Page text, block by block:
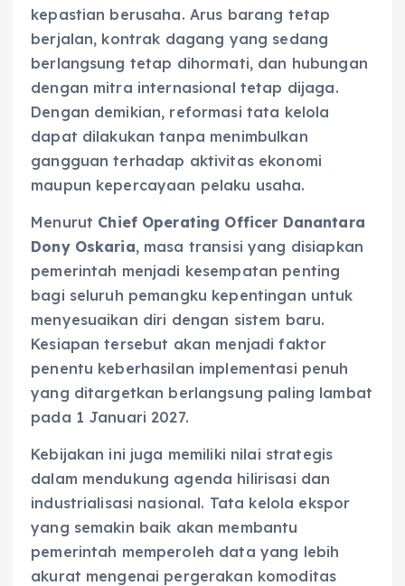
kepastian berusaha. Arus barang tetap
berjalan, kontrak dagang yang sedang
berlangsung tetap dihormati, dan hubungan
dengan mitra internasional tetap dijaga.
Dengan demikian, reformasi tata kelola
dapat dilakukan tanpa menimbulkan
gangguan terhadap aktivitas ekonomi
maupun kepercayaan pelaku usaha.
Menurut Chief Operating Officer Danantara
Dony Oskaria, masa transisi yang disiapkan
pemerintah menjadi kesempatan penting
bagi seluruh pemangku kepentingan untuk
menyesuaikan diri dengan sistem baru.
Kesiapan tersebut akan menjadi faktor
penentu keberhasilan implementasi penuh
yang ditargetkan berlangsung paling lambat
pada 1 Januari 2027.
Kebijakan ini juga memiliki nilai strategis
dalam mendukung agenda hilirisasi dan
industrialisasi nasional. Tata kelola ekspor
yang semakin baik akan membantu
pemerintah memperoleh data yang lebih
akurat mengenai pergerakan komoditas